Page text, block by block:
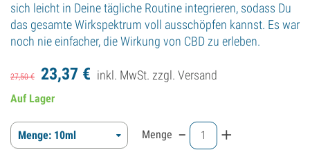
sich leicht in Deine tägliche Routine integrieren, sodass Du
das gesamte Wirkspektrum voll ausschöpfen kannst. Es war
noch nie einfacher, die Wirkung von CBD zu erleben.
27,50€ 23,37 € inkl. MwSt. zzgl. Versand
Auf Lager
Menge: 10ml Menge - +